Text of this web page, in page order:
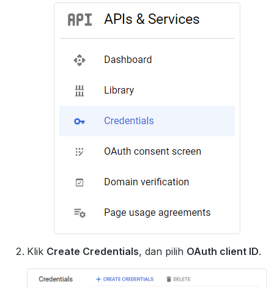
Klik Create Credentials, dan pilih OAuth client ID.